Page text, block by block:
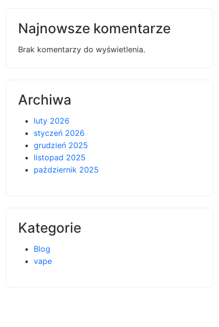
Najnowsze komentarze
Brak komentarzy do wyświetlenia.
Archiwa
luty 2026
styczeń 2026
grudzień 2025
listopad 2025
październik 2025
Kategorie
Blog
vape